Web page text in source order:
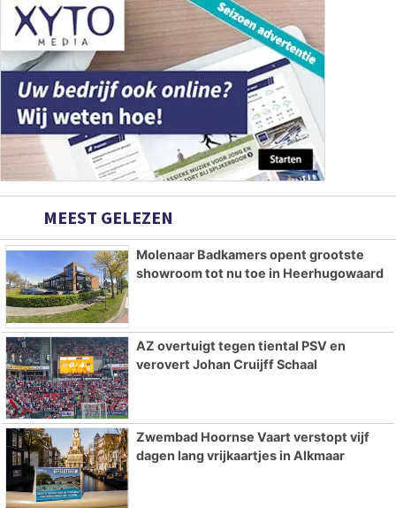
MEEST GELEZEN
Molenaar Badkamers opent grootste
showroom tot nu toe in Heerhugowaard
AZ overtuigt tegen tiental PSV en
verovert Johan Cruijff Schaal
Zwembad Hoornse Vaart verstopt vijf
dagen lang vrijkaartjes in Alkmaar